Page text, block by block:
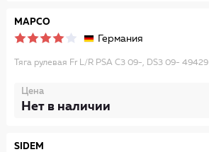
MAPCO
Германия
Тяга рулевая Fr L/R PSA C3 09-, DS3 09- 49429
Цена
Нет в наличии
SIDEM